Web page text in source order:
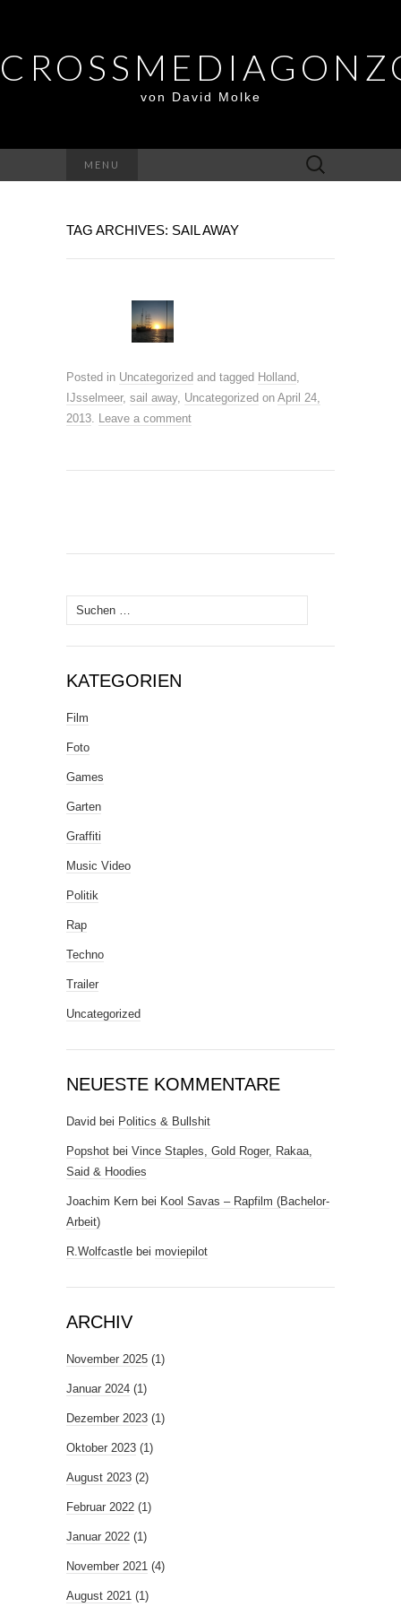
von David Molke
MENU
Suche
nach:
TAG ARCHIVES: SAIL AWAY
Posted in Uncategorized and tagged Holland,
IJsselmeer, sail away, Uncategorized on April 24,
2013. Leave a comment
Suche
nach:
KATEGORIEN
Film
Foto
Games
Garten
Graffiti
Music Video
Politik
Rap
Techno
Trailer
Uncategorized
NEUESTE KOMMENTARE
David bei Politics & Bullshit
Popshot bei Vince Staples, Gold Roger, Rakaa,
Said & Hoodies
Joachim Kern bei Kool Savas – Rapfilm (Bachelor-
Arbeit)
R.Wolfcastle bei moviepilot
ARCHIV
November 2025 (1)
Januar 2024 (1)
Dezember 2023 (1)
Oktober 2023 (1)
August 2023 (2)
Februar 2022 (1)
Januar 2022 (1)
November 2021 (4)
August 2021 (1)